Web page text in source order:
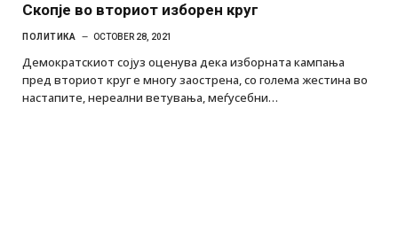
Скопје во вториот изборен круг
ПОЛИТИКА OCTOBER 28, 2021
Демократскиот сојуз оценува дека изборната кампања
пред вториот круг е многу заострена, со голема жестина во
настапите, нереални ветувања, меѓусебни…